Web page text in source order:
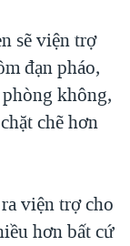
sẽ viện trợ
đạn pháo,
không,
chẽ hơn
viện trợ cho
hơn bất cứ